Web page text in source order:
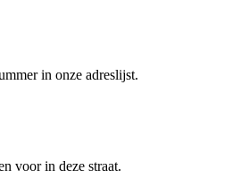
in onze adreslijst.
voor in deze straat.